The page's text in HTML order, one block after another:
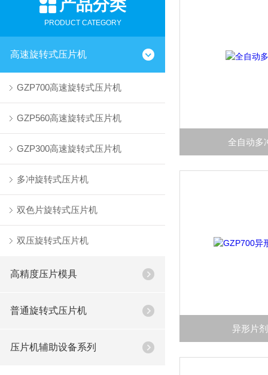
产品分类
PRODUCT CATEGORY
高速旋转式压片机
GZP700高速旋转式压片机
GZP560高速旋转式压片机
GZP300高速旋转式压片机
多冲旋转式压片机
双色片旋转式压片机
双压旋转式压片机
高精度压片模具
普通旋转式压片机
压片机辅助设备系列
全自动多
异形片